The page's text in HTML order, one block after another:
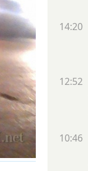
14:20
12:52
10:46